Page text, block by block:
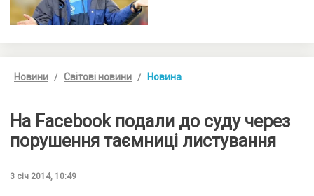
Новини Світові новини Новина
На Facebook подали до суду через
порушення таємниці листування
3 січ 2014, 10:49